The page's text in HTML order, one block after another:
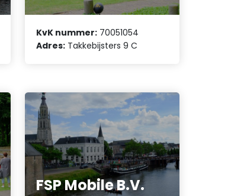
KvK nummer: 70051054
Adres: Takkebijsters 9 C
FSP Mobile B.V.